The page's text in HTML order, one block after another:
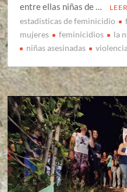
entre ellas niñas de …
estadisticas de feminicidio
mujeres
feminicidios
la
niñas asesinadas